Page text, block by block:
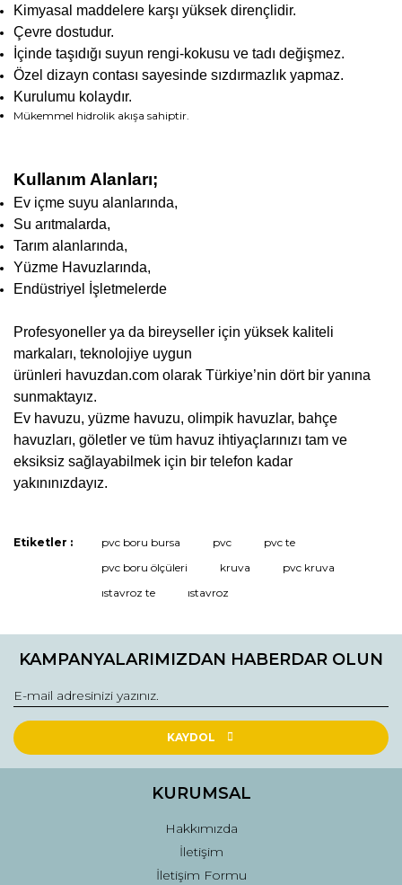
Kimyasal maddelere karşı yüksek dirençlidir.
Çevre dostudur.
İçinde taşıdığı suyun rengi-kokusu ve tadı değişmez.
Özel dizayn contası sayesinde sızdırmazlık yapmaz.
Kurulumu kolaydır.
Mükemmel hidrolik akışa sahiptir.
Kullanım Alanları;
Ev içme suyu alanlarında,
Su arıtmalarda,
Tarım alanlarında,
Yüzme Havuzlarında,
Endüstriyel İşletmelerde
Profesyoneller ya da bireyseller için yüksek kaliteli
markaları, teknolojiye uygun
ürünleri havuzdan.com olarak Türkiye’nin dört bir yanına
sunmaktayız.
Ev havuzu, yüzme havuzu, olimpik havuzlar, bahçe
havuzları, göletler ve tüm havuz ihtiyaçlarınızı tam ve
eksiksiz sağlayabilmek için bir telefon kadar
yakınınızdayız.
Bu ürüne ilk yorumu siz yapın!
Etiketler : pvc boru bursa pvc
pvc te
pvc boru ölçüleri
kruva
pvc kruva
ıstavroz te
ıstavroz
KAMPANYALARIMIZDAN HABERDAR OLUN
KAYDOL
KURUMSAL
Hakkımızda
İletişim
İletişim Formu